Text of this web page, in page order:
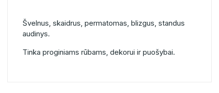
Švelnus, skaidrus, permatomas, blizgus, standus
audinys.
Tinka proginiams rūbams, dekorui ir puošybai.